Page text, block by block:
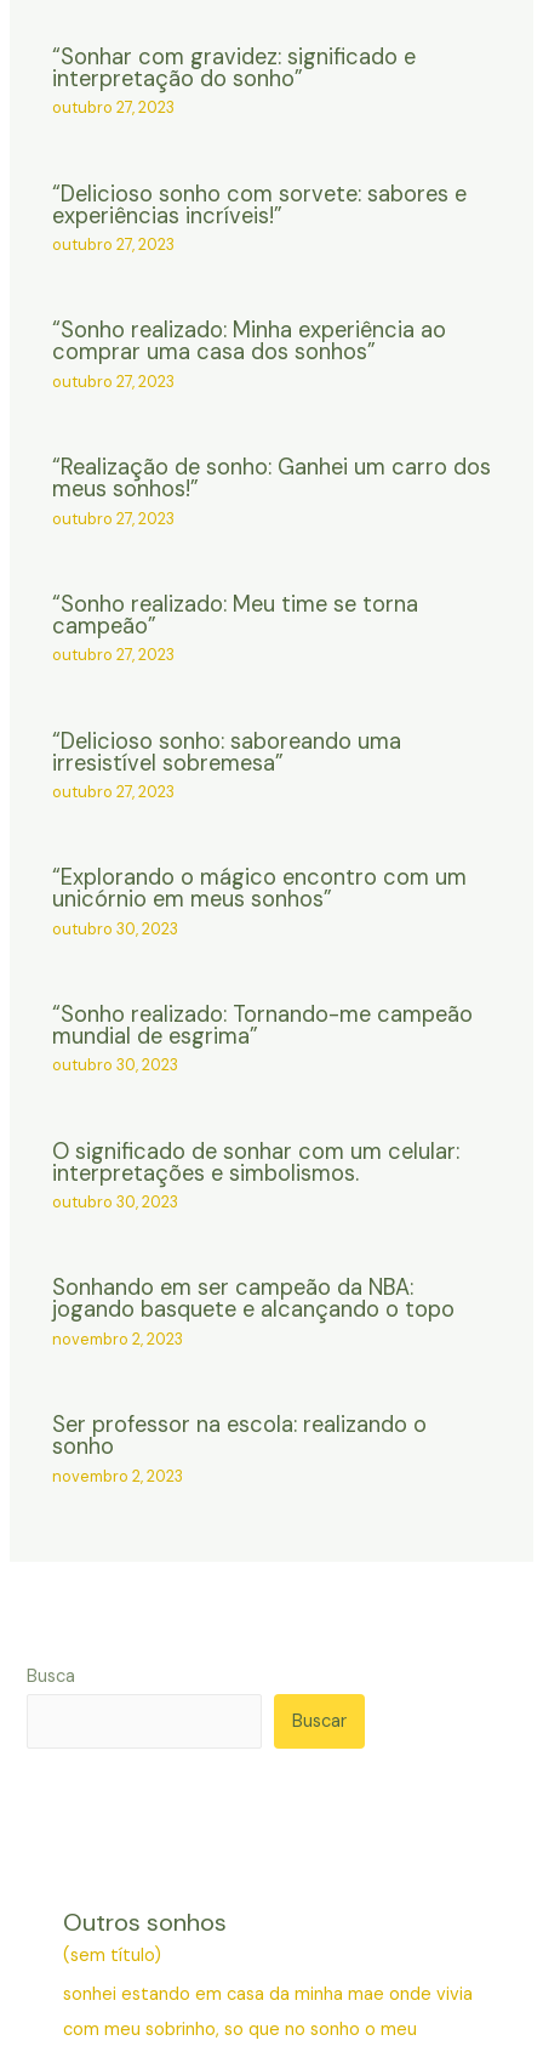
“Sonhar com gravidez: significado e
interpretação do sonho”
outubro 27, 2023
“Delicioso sonho com sorvete: sabores e
experiências incríveis!”
outubro 27, 2023
“Sonho realizado: Minha experiência ao
comprar uma casa dos sonhos”
outubro 27, 2023
“Realização de sonho: Ganhei um carro dos
meus sonhos!”
outubro 27, 2023
“Sonho realizado: Meu time se torna
campeão”
outubro 27, 2023
“Delicioso sonho: saboreando uma
irresistível sobremesa”
outubro 27, 2023
“Explorando o mágico encontro com um
unicórnio em meus sonhos”
outubro 30, 2023
“Sonho realizado: Tornando-me campeão
mundial de esgrima”
outubro 30, 2023
O significado de sonhar com um celular:
interpretações e simbolismos.
outubro 30, 2023
Sonhando em ser campeão da NBA:
jogando basquete e alcançando o topo
novembro 2, 2023
Ser professor na escola: realizando o
sonho
novembro 2, 2023
Busca
Buscar
Outros sonhos
(sem título)
sonhei estando em casa da minha mae onde vivia
com meu sobrinho, so que no sonho o meu